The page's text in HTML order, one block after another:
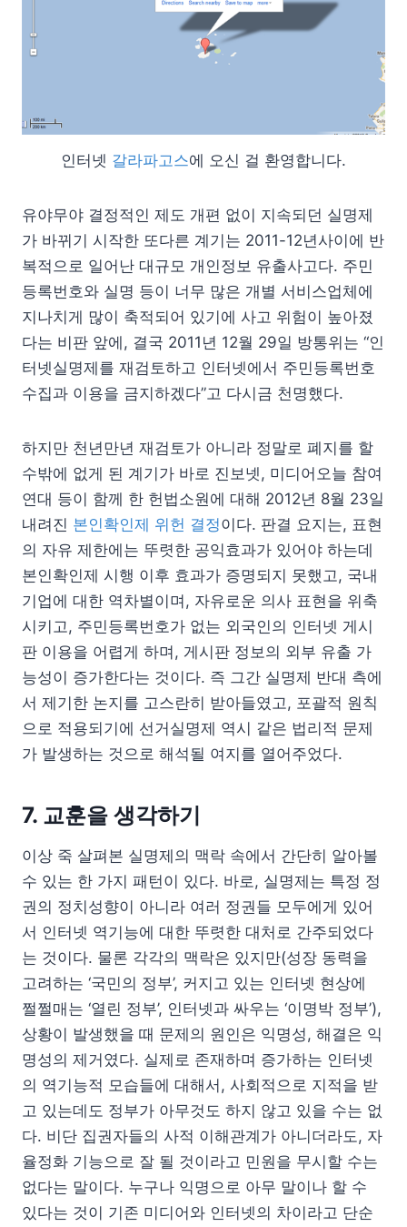
인터넷 갈라파고스에 오신 걸 환영합니다.
유야무야 결정적인 제도 개편 없이 지속되던 실명제
가 바뀌기 시작한 또다른 계기는 2011-12년사이에 반
복적으로 일어난 대규모 개인정보 유출사고다. 주민
등록번호와 실명 등이 너무 많은 개별 서비스업체에
지나치게 많이 축적되어 있기에 사고 위험이 높아졌
다는 비판 앞에, 결국 2011년 12월 29일 방통위는 “인
터넷실명제를 재검토하고 인터넷에서 주민등록번호
수집과 이용을 금지하겠다”고 다시금 천명했다.
하지만 천년만년 재검토가 아니라 정말로 폐지를 할
수밖에 없게 된 계기가 바로 진보넷, 미디어오늘 참여
연대 등이 함께 한 헌법소원에 대해 2012년 8월 23일
내려진 본인확인제 위헌 결정이다. 판결 요지는, 표현
의 자유 제한에는 뚜렷한 공익효과가 있어야 하는데
본인확인제 시행 이후 효과가 증명되지 못했고, 국내
기업에 대한 역차별이며, 자유로운 의사 표현을 위축
시키고, 주민등록번호가 없는 외국인의 인터넷 게시
판 이용을 어렵게 하며, 게시판 정보의 외부 유출 가
능성이 증가한다는 것이다. 즉 그간 실명제 반대 측에
서 제기한 논지를 고스란히 받아들였고, 포괄적 원칙
으로 적용되기에 선거실명제 역시 같은 법리적 문제
가 발생하는 것으로 해석될 여지를 열어주었다.
7. 교훈을 생각하기
이상 죽 살펴본 실명제의 맥락 속에서 간단히 알아볼
수 있는 한 가지 패턴이 있다. 바로, 실명제는 특정 정
권의 정치성향이 아니라 여러 정권들 모두에게 있어
서 인터넷 역기능에 대한 뚜렷한 대처로 간주되었다
는 것이다. 물론 각각의 맥락은 있지만(성장 동력을
고려하는 ‘국민의 정부’, 커지고 있는 인터넷 현상에
쩔쩔매는 ‘열린 정부’, 인터넷과 싸우는 ‘이명박 정부’),
상황이 발생했을 때 문제의 원인은 익명성, 해결은 익
명성의 제거였다. 실제로 존재하며 증가하는 인터넷
의 역기능적 모습들에 대해서, 사회적으로 지적을 받
고 있는데도 정부가 아무것도 하지 않고 있을 수는 없
다. 비단 집권자들의 사적 이해관계가 아니더라도, 자
율정화 기능으로 잘 될 것이라고 민원을 무시할 수는
없다는 말이다. 누구나 익명으로 아무 말이나 할 수
있다는 것이 기존 미디어와 인터넷의 차이라고 단순